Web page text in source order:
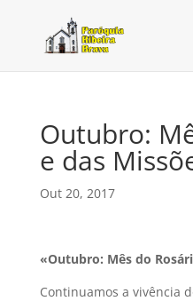
Outubro:
e das
Out 20, 2017
«Outubro: Mês do
Continuamos a vivência